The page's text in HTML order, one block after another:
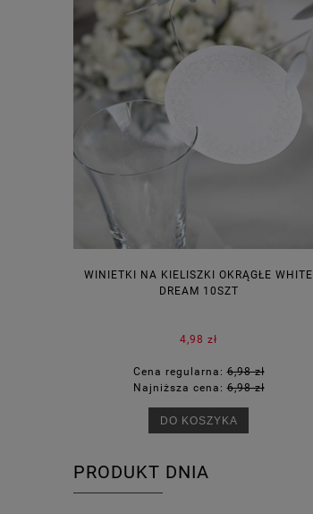
WINIETKI NA KIELISZKI OKRĄGŁE WHITE
DREAM 10SZT
4,98 zł
Cena regularna:6,98 zł
Najniższa cena:6,98 zł
DO KOSZYKA
PRODUKT DNIA